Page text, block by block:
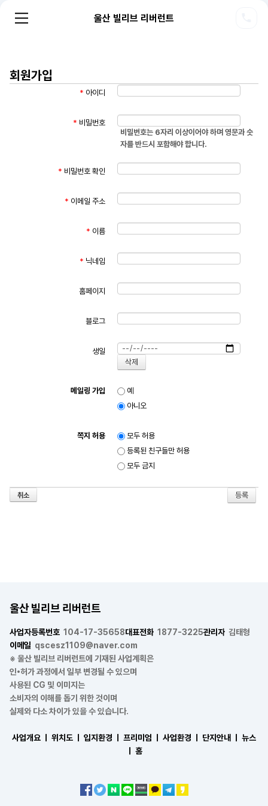
울산 빌리브 리버런트
회원가입
* 아이디
* 비밀번호
비밀번호는 6자리 이상이어야 하며 영문과 숫
자를 반드시 포함해야 합니다.
* 비밀번호 확인
* 이메일 주소
* 이름
* 닉네임
홈페이지
블로그
생일
메일링 가입
예
아니오
쪽지 허용
모두 허용
등록된 친구들만 허용
모두 금지
취소
울산 빌리브 리버런트
사업자등록번호 104-17-35658대표전화 1877-3225관리자 김태형
이메일 qscesz1109@naver.com
※ 울산 빌리브 리버런트에 기재된 사업계획은
인•허가 과정에서 일부 변경될 수 있으며
사용된 CG 및 이미지는
소비자의 이해를 돕기 위한 것이며
실제와 다소 차이가 있을 수 있습니다.
사업개요 ㅣ 위치도 ㅣ 입지환경 ㅣ 프리미엄 ㅣ 사업환경 ㅣ 단지안내 ㅣ
뉴스
홈